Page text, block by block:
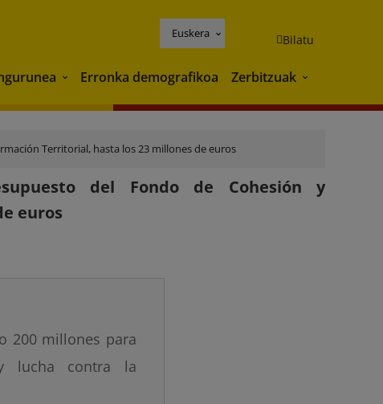
Euskera Bilatu
Ingurunea
Erronka demografikoa Zerbitzuak Zerbitzuak
Territorial, hasta los 23 millones de euros
del Fondo de Cohesión y
euros
200 millones para
lucha contra la